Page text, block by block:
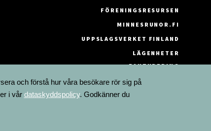
FÖRENINGSRESURSEN
MINNESRUNOR.FI
UPPSLAGSVERKET FINLAND
LÄGENHETER
FAKTURERING
och förstå hur våra besökare rör sig på
i vår dataskyddspolicy. Godkänner du